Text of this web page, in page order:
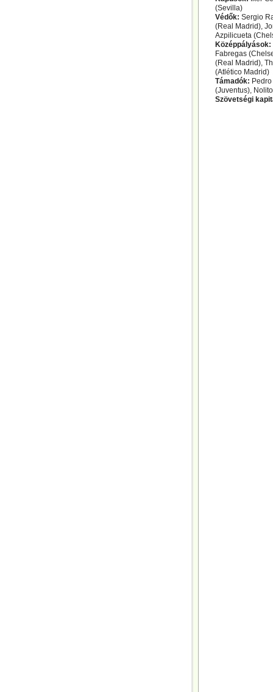
(Sevilla)
Védők: Sergio
(Real Madrid),
Azpilicueta
Középpályások:
Fabregas
(Real Madrid),
(Atlético Madrid)
Támadók:
(Juventus),
Szövetségi